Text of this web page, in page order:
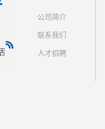
公司简介
联系我们
人才招聘